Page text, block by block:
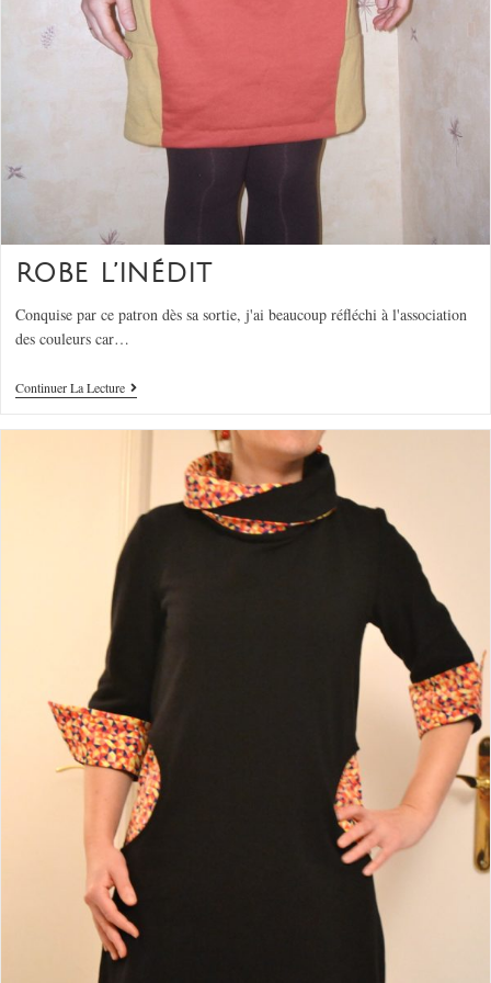
ROBE L’INÉDIT
Conquise par ce patron dès sa sortie, j'ai beaucoup réfléchi à l'association
des couleurs car…
Continuer La Lecture